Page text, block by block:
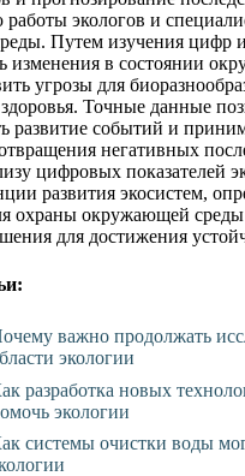
экологов и
Путем изучения цифр и
изменения в состоянии
угрозы для
здоровья. Точные данные
развитие событий и
негативных
цифровых показателей
развития экосистем,
охраны окружающей
для достижения
важно продолжать
экологии
разработка новых
экологии
системы очистки воды